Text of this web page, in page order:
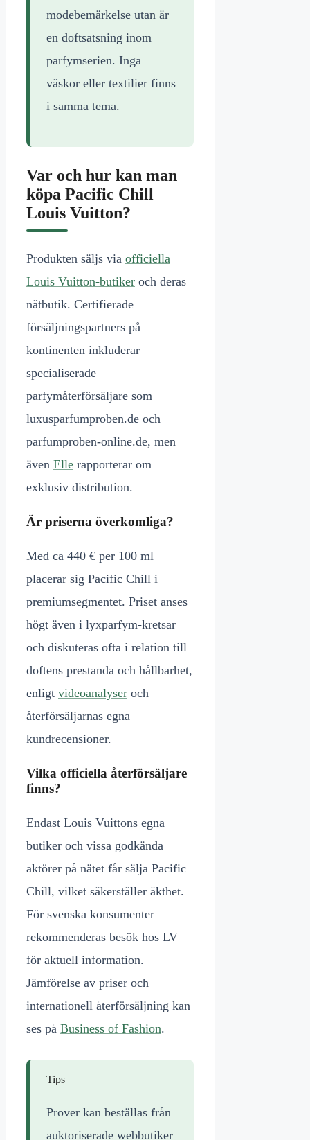
modebemärkelse utan är
en doftsatsning inom
parfymserien. Inga
väskor eller textilier finns
i samma tema.
Var och hur kan man
köpa Pacific Chill
Louis Vuitton?
Produkten säljs via officiella
Louis Vuitton-butiker och deras
nätbutik. Certifierade
försäljningspartners på
kontinenten inkluderar
specialiserade
parfymåterförsäljare som
luxusparfumproben.de och
parfumproben-online.de, men
även Elle rapporterar om
exklusiv distribution.
Är priserna överkomliga?
Med ca 440 € per 100 ml
placerar sig Pacific Chill i
premiumsegmentet. Priset anses
högt även i lyxparfym-kretsar
och diskuteras ofta i relation till
doftens prestanda och hållbarhet,
enligt videoanalyser och
återförsäljarnas egna
kundrecensioner.
Vilka officiella återförsäljare
finns?
Endast Louis Vuittons egna
butiker och vissa godkända
aktörer på nätet får sälja Pacific
Chill, vilket säkerställer äkthet.
För svenska konsumenter
rekommenderas besök hos LV
för aktuell information.
Jämförelse av priser och
internationell återförsäljning kan
ses på Business of Fashion.
Tips
Prover kan beställas från
auktoriserade webbutiker